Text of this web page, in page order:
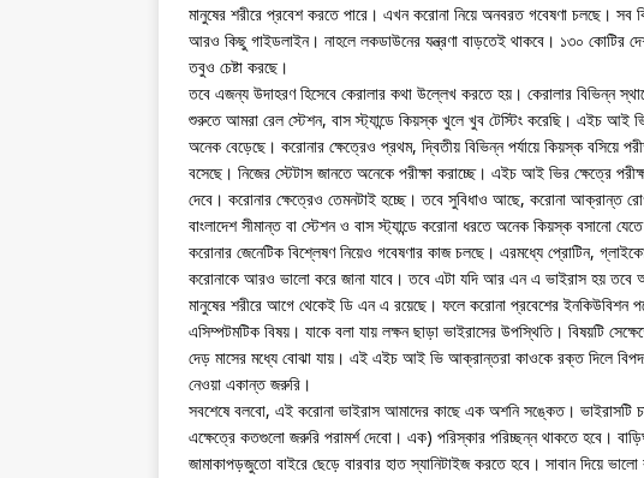
মানুষের শরীরে প্রবেশ করতে পারে। এখন করোনা নিয়ে অনবরত গবেষণা চলছে। সব
আরও কিছু গাইডলাইন। নাহলে লকডাউনের যন্ত্রণা বাড়তেই থাকবে। ১৩০ কোটির
তবুও চেষ্টা করছে।
তবে এজন্য উদাহরণ হিসেবে কেরালার কথা উল্লেখ করতে হয়। কেরালার বিভিন্ন
শুরুতে আমরা রেল স্টেশন, বাস স্ট্যান্ডে কিয়স্ক খুলে খুব টেস্টিং করেছি। এইচ আই
অনেক বেড়েছে। করোনার ক্ষেত্রেও প্রথম, দ্বিতীয় বিভিন্ন পর্যায়ে কিয়স্ক বসিয়ে
বসেছে। নিজের স্টেটাস জানতে অনেকে পরীক্ষা করাচ্ছে। এইচ আই ভির ক্ষেত্রে
দেবে। করোনার ক্ষেত্রেও তেমনটাই হচ্ছে। তবে সুবিধাও আছে, করোনা আক্রান্ত
বাংলাদেশ সীমান্ত বা স্টেশন ও বাস স্ট্যান্ডে করোনা ধরতে অনেক কিয়স্ক বসানো
করোনার জেনেটিক বিশ্লেষণ নিয়েও গবেষণার কাজ চলছে। এরমধ্যে প্রোটিন,
করোনাকে আরও ভালো করে জানা যাবে। তবে এটা যদি আর এন এ ভাইরাস হয় তবে
মানুষের শরীরে আগে থেকেই ডি এন এ রয়েছে। ফলে করোনা প্রবেশের ইনকিউবিশন
এসিম্পটমটিক বিষয়। যাকে বলা যায় লক্ষন ছাড়া ভাইরাসের উপস্থিতি। বিষয়টি
দেড় মাসের মধ্যে বোঝা যায়। এই এইচ আই ভি আক্রান্তরা কাওকে রক্ত দিলে
নেওয়া একান্ত জরুরি।
সবশেষে বলবো, এই করোনা ভাইরাস আমাদের কাছে এক অশনি সঙ্কেত। ভাইরাসটি
এক্ষেত্রে কতগুলো জরুরি পরামর্শ দেবো। এক) পরিস্কার পরিচ্ছন্ন থাকতে হবে।
জামাকাপড়জুতো বাইরে ছেড়ে বারবার হাত স্যানিটাইজ করতে হবে। সাবান দিয়ে